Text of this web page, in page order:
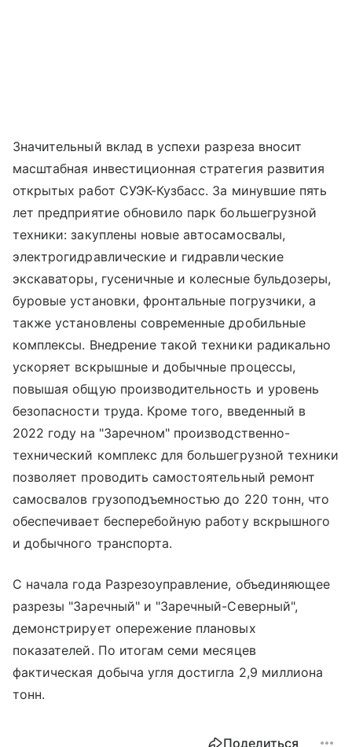
Значительный вклад в успехи разреза вносит
масштабная инвестиционная стратегия развития
открытых работ СУЭК-Кузбасс. За минувшие пять
лет предприятие обновило парк большегрузной
техники: закуплены новые автосамосвалы,
электрогидравлические и гидравлические
экскаваторы, гусеничные и колесные бульдозеры,
буровые установки, фронтальные погрузчики, а
также установлены современные дробильные
комплексы. Внедрение такой техники радикально
ускоряет вскрышные и добычные процессы,
повышая общую производительность и уровень
безопасности труда. Кроме того, введенный в
2022 году на "Заречном" производственно-
технический комплекс для большегрузной техники
позволяет проводить самостоятельный ремонт
самосвалов грузоподъемностью до 220 тонн, что
обеспечивает бесперебойную работу вскрышного
и добычного транспорта.
С начала года Разрезоуправление, объединяющее
разрезы "Заречный" и "Заречный-Северный",
демонстрирует опережение плановых
показателей. По итогам семи месяцев
фактическая добыча угля достигла 2,9 миллиона
тонн.
Поделиться